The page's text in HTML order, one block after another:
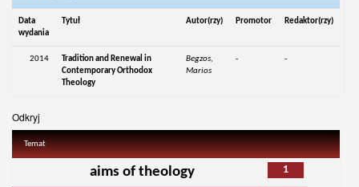
Data
wydania
Tytuł Autor(rzy) Promotor Redaktor(rzy)
2014
Tradition and Renewal in
Contemporary Orthodox
Theology
Begzos,
Marios
- -
Odkryj
Temat
1
aims of theology